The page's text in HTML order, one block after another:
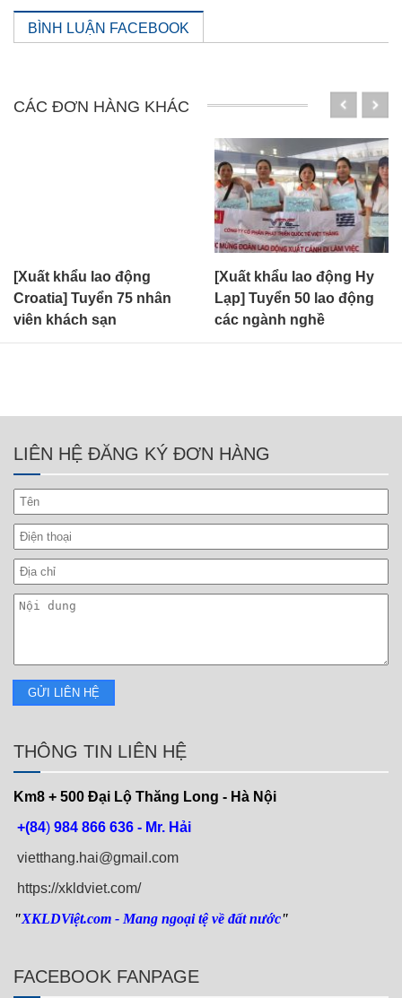
BÌNH LUẬN FACEBOOK
CÁC ĐƠN HÀNG KHÁC
[Xuất khẩu lao động
Croatia] Tuyển 75 nhân
viên khách sạn
[Xuất khẩu lao động Hy
Lạp] Tuyển 50 lao động
các ngành nghề
LIÊN HỆ ĐĂNG KÝ ĐƠN HÀNG
THÔNG TIN LIÊN HỆ
Km8 + 500 Đại Lộ Thăng Long - Hà Nội
+(84) 984 866 636 - Mr. Hải
vietthang.hai@gmail.com
https://xkldviet.com/
"XKLDViệt.com - Mang ngoại tệ về đất nước"
FACEBOOK FANPAGE